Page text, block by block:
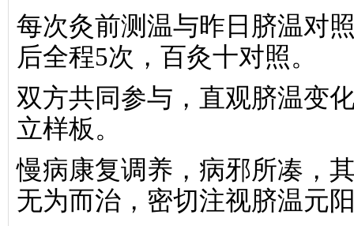
每次灸前测温与昨日脐温对
后全程5次，百灸十对照。
双方共同参与，直观脐温变
立样板。
慢病康复调养，病邪所凑，
无为而治，密切注视脐温元